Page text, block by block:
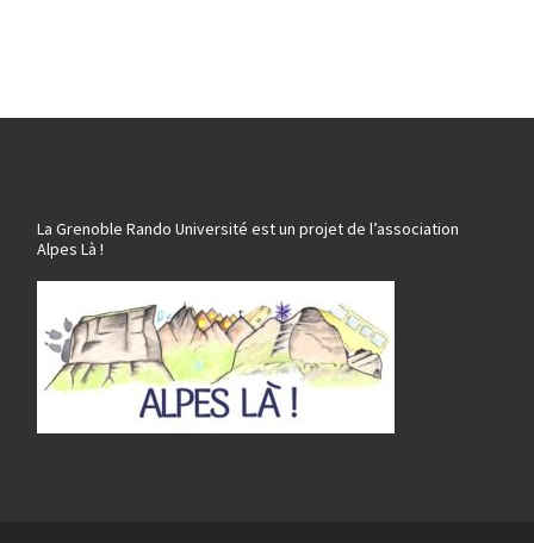
La Grenoble Rando Université est un projet de l’association
Alpes Là !